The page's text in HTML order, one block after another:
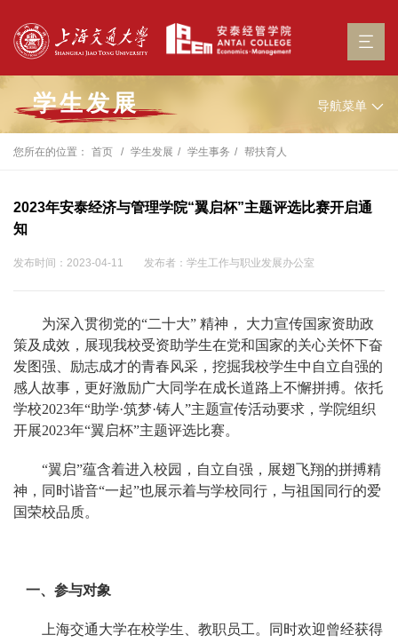
学生发展 导航菜单
您所在的位置： 首页 学生发展 学生事务 帮扶育人
2023年安泰经济与管理学院“翼启杯”主题评选比赛开启通
知
发布时间：2023-04-11 发布者：学生工作与职业发展办公室
为深入贯彻党的“二十大” 精神， 大力宣传国家资助政
策及成效，展现我校受资助学生在党和国家的关心关怀下奋
发图强、励志成才的青春风采，挖掘我校学生中自立自强的
感人故事，更好激励广大同学在成长道路上不懈拼搏。依托
学校2023年“助学·筑梦·铸人”主题宣传活动要求，学院组织
开展2023年“翼启杯”主题评选比赛。
“翼启”蕴含着进入校园，自立自强，展翅飞翔的拼搏精
神，同时谐音“一起”也展示着与学校同行，与祖国同行的爱
国荣校品质。
一、参与对象
上海交通大学在校学生、教职员工。同时欢迎曾经获得